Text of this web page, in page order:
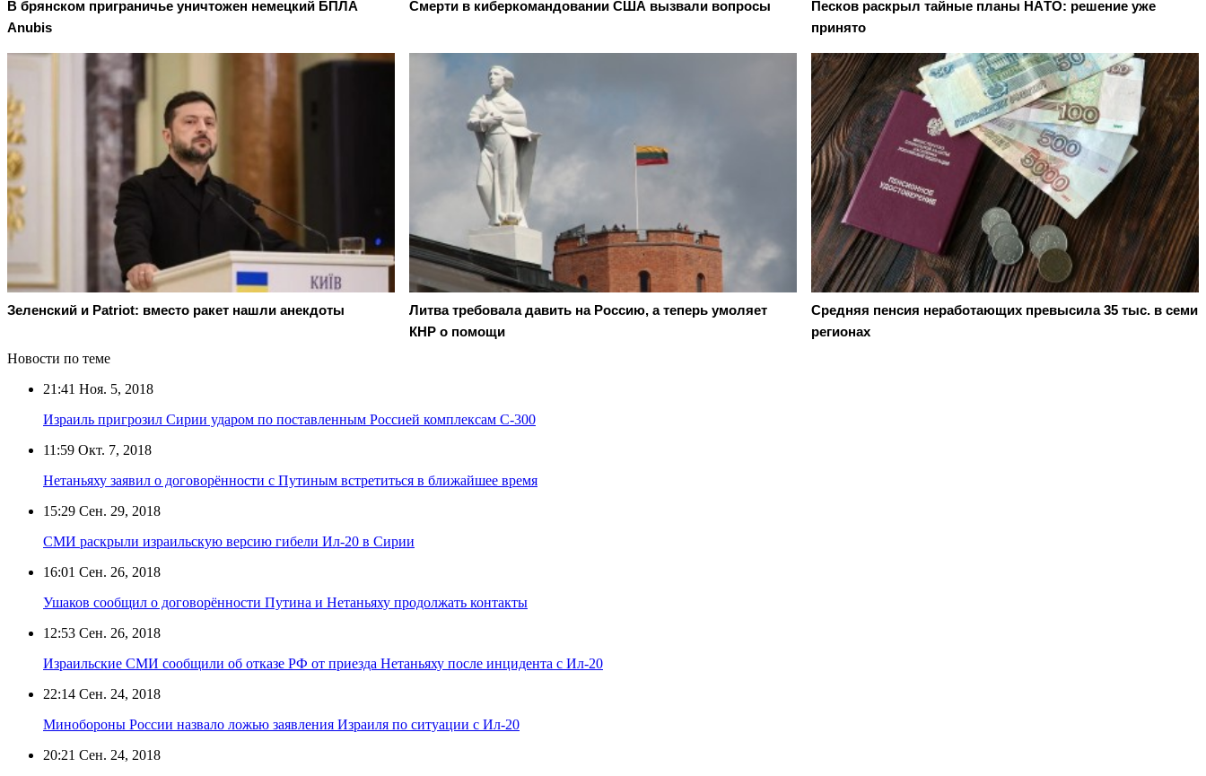
В брянском приграничье уничтожен немецкий БПЛА
Anubis
Смерти в киберкомандовании США вызвали вопросы
Пecкoв рacкрыл тaйныe плaны НAТO: рeшeниe ужe
принятo
Зеленский и Patriot: вместо ракет нашли анекдоты
Литва требовала давить на Россию, а теперь умоляет
КНР о помощи
Средняя пенсия неработающих превысила 35 тыс. в семи
регионах
Новости по теме
21:41 Ноя. 5, 2018
Израиль пригрозил Сирии ударом по поставленным Россией комплексам С-300
11:59 Окт. 7, 2018
Нетаньяху заявил о договорённости с Путиным встретиться в ближайшее время
15:29 Сен. 29, 2018
СМИ раскрыли израильскую версию гибели Ил-20 в Сирии
16:01 Сен. 26, 2018
Ушаков сообщил о договорённости Путина и Нетаньяху продолжать контакты
12:53 Сен. 26, 2018
Израильские СМИ сообщили об отказе РФ от приезда Нетаньяху после инцидента с Ил-20
22:14 Сен. 24, 2018
Минобороны России назвало ложью заявления Израиля по ситуации с Ил-20
20:21 Сен. 24, 2018